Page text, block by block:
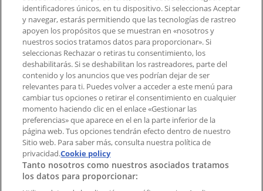
Tienda mal colocada en el mapa
Notificar un folleto
¿Encontraste un problema en la web o en la
aplicación?
Índices
Marcas
Marcas locales
Negocios
Negocios cercanos
Productos
identificadores únicos, en tu dispositivo. Si seleccionas Aceptar
y navegar, estarás permitiendo que las tecnologías de rastreo
apoyen los propósitos que se muestran en «nosotros y
nuestros socios tratamos datos para proporcionar». Si
seleccionas Rechazar o retiras tu consentimiento, los
deshabilitarás. Si se deshabilitan los rastreadores, parte del
contenido y los anuncios que ves podrían dejar de ser
relevantes para ti. Puedes volver a acceder a este menú para
cambiar tus opciones o retirar el consentimiento en cualquier
momento haciendo clic en el enlace «Gestionar las
preferencias» que aparece en el en la parte inferior de la
página web. Tus opciones tendrán efecto dentro de nuestro
Sitio web. Para saber más, consulta nuestra política de
privacidad.Cookie policy
Tanto nosotros como nuestros asociados tratamos
los datos para proporcionar: